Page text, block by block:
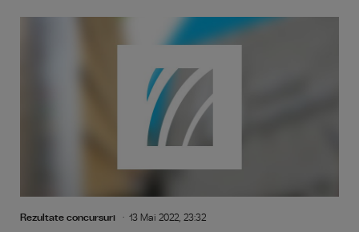
Rezultate concursuri 13 Mai 2022, 23:32